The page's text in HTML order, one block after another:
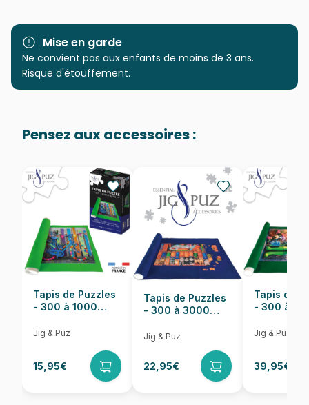
Marque Dino
Catégorie
Puzzles - Animaux en BD et
EAN 8590878001039
Nombre de pièces 15 pièces
Dimensions 25 x 15 cm
Mise en garde
Ne convient pas aux enfants de moins de 3 ans.
Risque d'étouffement.
Pensez aux accessoires :
Tapis de Puzzles
- 300 à 1000
Jig & Puz
15,95€
Tapis de Puzzles
- 300 à 3000
Jig & Puz
22,95€
Tapis de
- 300 à
Jig & Puz
39,95€